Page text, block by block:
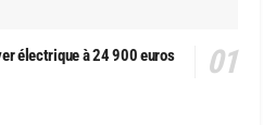
électrique à 24 900 euros